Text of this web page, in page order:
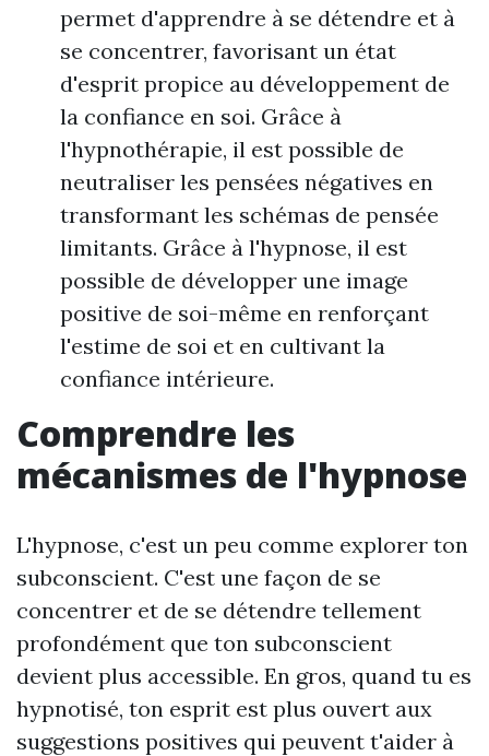
permet d'apprendre à se détendre et à
se concentrer, favorisant un état
d'esprit propice au développement de
la confiance en soi. Grâce à
l'hypnothérapie, il est possible de
neutraliser les pensées négatives en
transformant les schémas de pensée
limitants. Grâce à l'hypnose, il est
possible de développer une image
positive de soi-même en renforçant
l'estime de soi et en cultivant la
confiance intérieure.
Comprendre les
mécanismes de l'hypnose
L'hypnose, c'est un peu comme explorer ton
subconscient. C'est une façon de se
concentrer et de se détendre tellement
profondément que ton subconscient
devient plus accessible. En gros, quand tu es
hypnotisé, ton esprit est plus ouvert aux
suggestions positives qui peuvent t'aider à